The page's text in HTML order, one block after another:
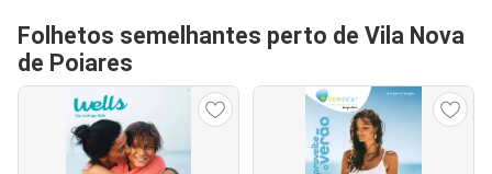
Folhetos semelhantes perto de Vila Nova
de Poiares